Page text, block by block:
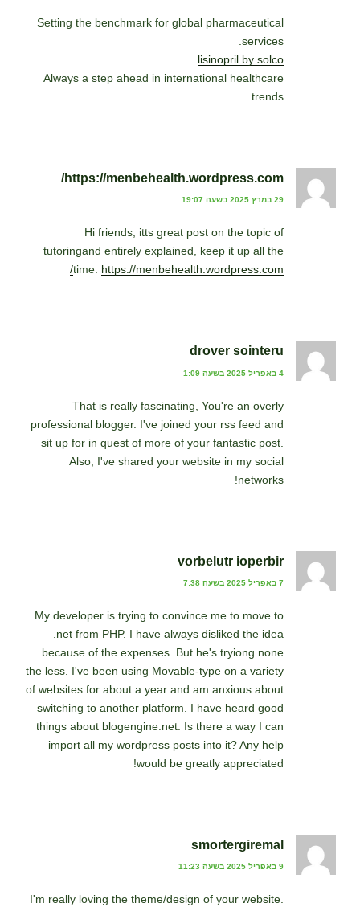
Setting the benchmark for global pharmaceutical
services.
lisinopril by solco
Always a step ahead in international healthcare
trends.
https://menbehealth.wordpress.com/
29 במרץ 2025 בשעה 19:07
Hi friends, itts great post on the topic of
tutoringand entirely explained, keep it up all the
time. https://menbehealth.wordpress.com/
drover sointeru
4 באפריל 2025 בשעה 1:09
That is really fascinating, You're an overly
professional blogger. I've joined your rss feed and
sit up for in quest of more of your fantastic post.
Also, I've shared your website in my social
networks!
vorbelutr ioperbir
7 באפריל 2025 בשעה 7:38
My developer is trying to convince me to move to
.net from PHP. I have always disliked the idea
because of the expenses. But he's tryiong none
the less. I've been using Movable-type on a variety
of websites for about a year and am anxious about
switching to another platform. I have heard good
things about blogengine.net. Is there a way I can
import all my wordpress posts into it? Any help
would be greatly appreciated!
smortergiremal
9 באפריל 2025 בשעה 11:23
I'm really loving the theme/design of your website.